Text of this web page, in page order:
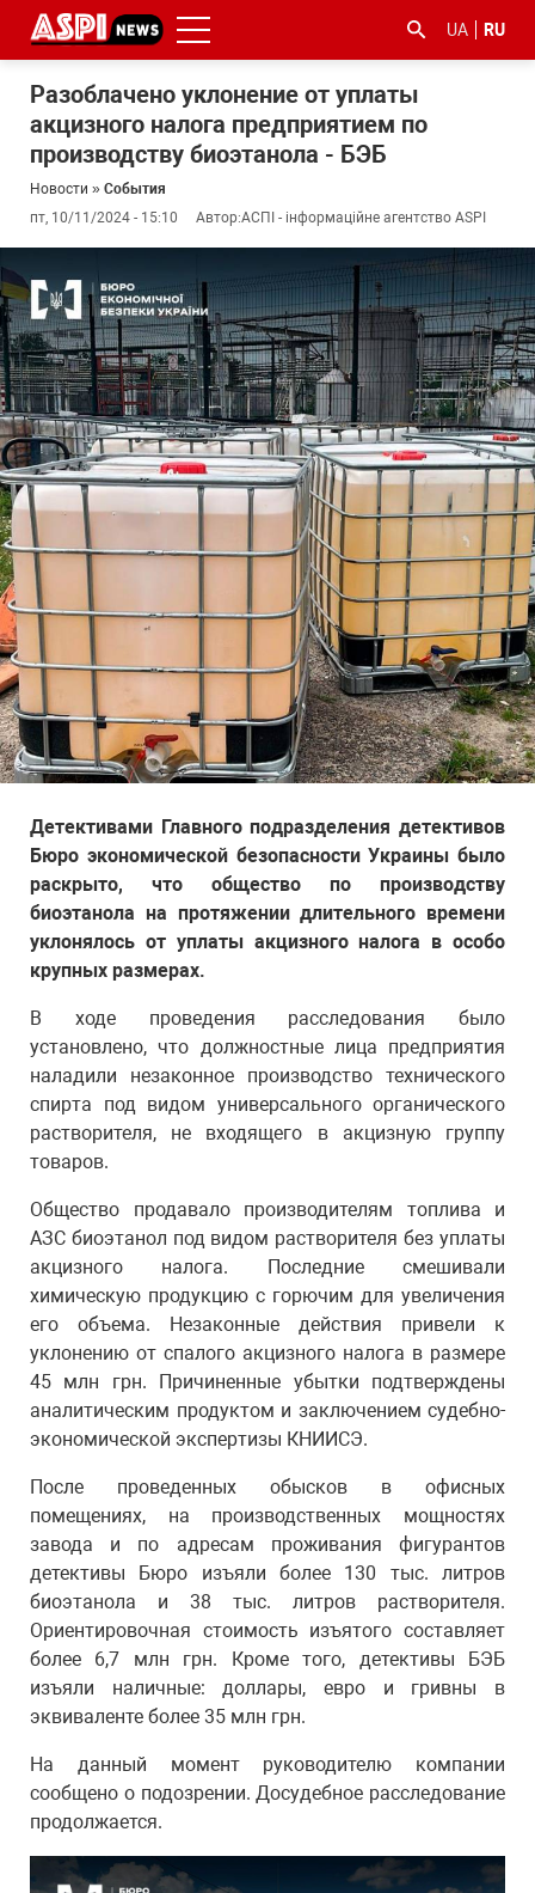
UA RU
Разоблачено уклонение от уплаты
акцизного налога предприятием по
производству биоэтанола - БЭБ
Новости » События
пт, 10/11/2024 - 15:10
Автор:АСПІ - інформаційне агентство ASPI
Детективами Главного подразделения детективов
Бюро экономической безопасности Украины было
раскрыто, что общество по производству
биоэтанола на протяжении длительного времени
уклонялось от уплаты акцизного налога в особо
крупных размерах.
В ходе проведения расследования было
установлено, что должностные лица предприятия
наладили незаконное производство технического
спирта под видом универсального органического
растворителя, не входящего в акцизную группу
товаров.
Общество продавало производителям топлива и
АЗС биоэтанол под видом растворителя без уплаты
акцизного налога. Последние смешивали
химическую продукцию с горючим для увеличения
его объема. Незаконные действия привели к
уклонению от спалого акцизного налога в размере
45 млн грн. Причиненные убытки подтверждены
аналитическим продуктом и заключением судебно-
экономической экспертизы КНИИСЭ.
После проведенных обысков в офисных
помещениях, на производственных мощностях
завода и по адресам проживания фигурантов
детективы Бюро изъяли более 130 тыс. литров
биоэтанола и 38 тыс. литров растворителя.
Ориентировочная стоимость изъятого составляет
более 6,7 млн грн. Кроме того, детективы БЭБ
изъяли наличные: доллары, евро и гривны в
эквиваленте более 35 млн грн.
На данный момент руководителю компании
сообщено о подозрении. Досудебное расследование
продолжается.
#ООС
з
корупцією
#коронавірус